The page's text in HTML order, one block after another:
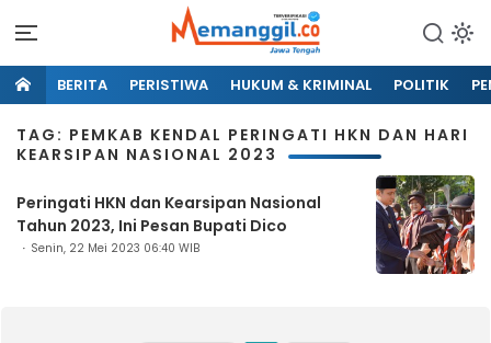
BERITA PERISTIWA HUKUM & KRIMINAL POLITIK
TAG: PEMKAB KENDAL PERINGATI HKN DAN HARI
KEARSIPAN NASIONAL 2023
Peringati HKN dan Kearsipan Nasional
Tahun 2023, Ini Pesan Bupati Dico
Senin, 22 Mei 2023 06:40 WIB